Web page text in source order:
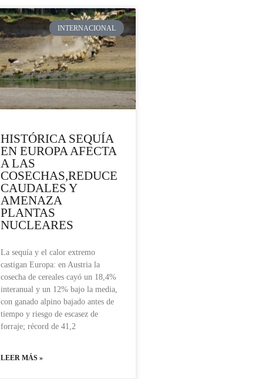
INTERNACIONAL
HISTÓRICA SEQUÍA
EN EUROPA AFECTA
A LAS
COSECHAS,REDUCE
CAUDALES Y
AMENAZA
PLANTAS
NUCLEARES
La sequía y el calor extremo
castigan Europa: en Austria la
cosecha de cereales cayó un 18,4%
interanual y un 12% bajo la media,
con ganado alpino bajado antes de
tiempo y riesgo de escasez de
forraje; récord de 41,2
LEER MÁS »